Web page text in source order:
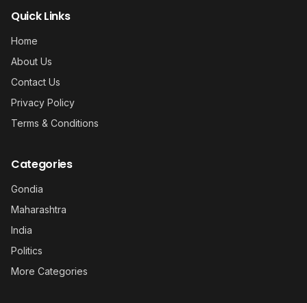
Quick Links
Home
About Us
Contact Us
Privacy Policy
Terms & Conditions
Categories
Gondia
Maharashtra
India
Politics
More Categories